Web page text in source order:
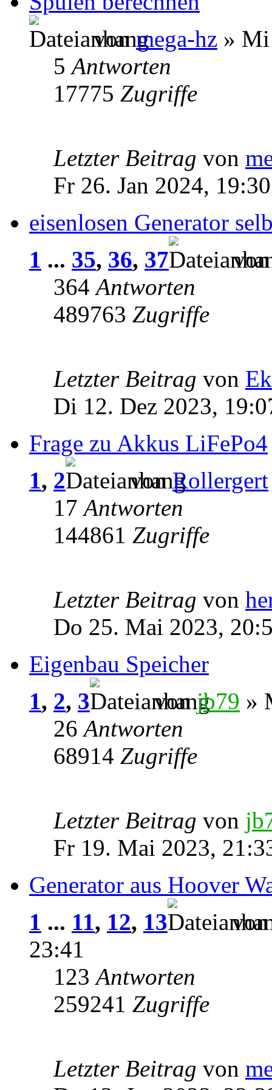
vonmega-hz » Mi
5Antworten
17775 Zugriffe
Letzter Beitrag von
Fr 26. Jan 2024, 19:30
eisenlosen Generator
1 ... 35, 36, 37
364Antworten
489763 Zugriffe
Letzter Beitrag von
Di 12. Dez 2023,
Frage zu Akkus LiFePo4
1, 2 vonRollergert
17Antworten
144861 Zugriffe
Letzter Beitrag von
Do 25. Mai 2023,
Eigenbau Speicher
1, 2, 3 vonjb79 »
26Antworten
68914 Zugriffe
Letzter Beitrag von
Fr 19. Mai 2023,
Generator aus Hoover
1 ... 11, 12, 13
23:41
123Antworten
259241 Zugriffe
Letzter Beitrag von